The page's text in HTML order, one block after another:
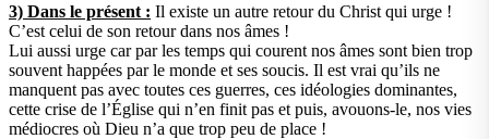
3) Dans le présent : Il existe un autre retour du Christ qui urge !
C’est celui de son retour dans nos âmes !
Lui aussi urge car par les temps qui courent nos âmes sont bien trop
souvent happées par le monde et ses soucis. Il est vrai qu’ils ne
manquent pas avec toutes ces guerres, ces idéologies dominantes,
cette crise de l’Église qui n’en finit pas et puis, avouons-le, nos vies
médiocres où Dieu n’a que trop peu de place !